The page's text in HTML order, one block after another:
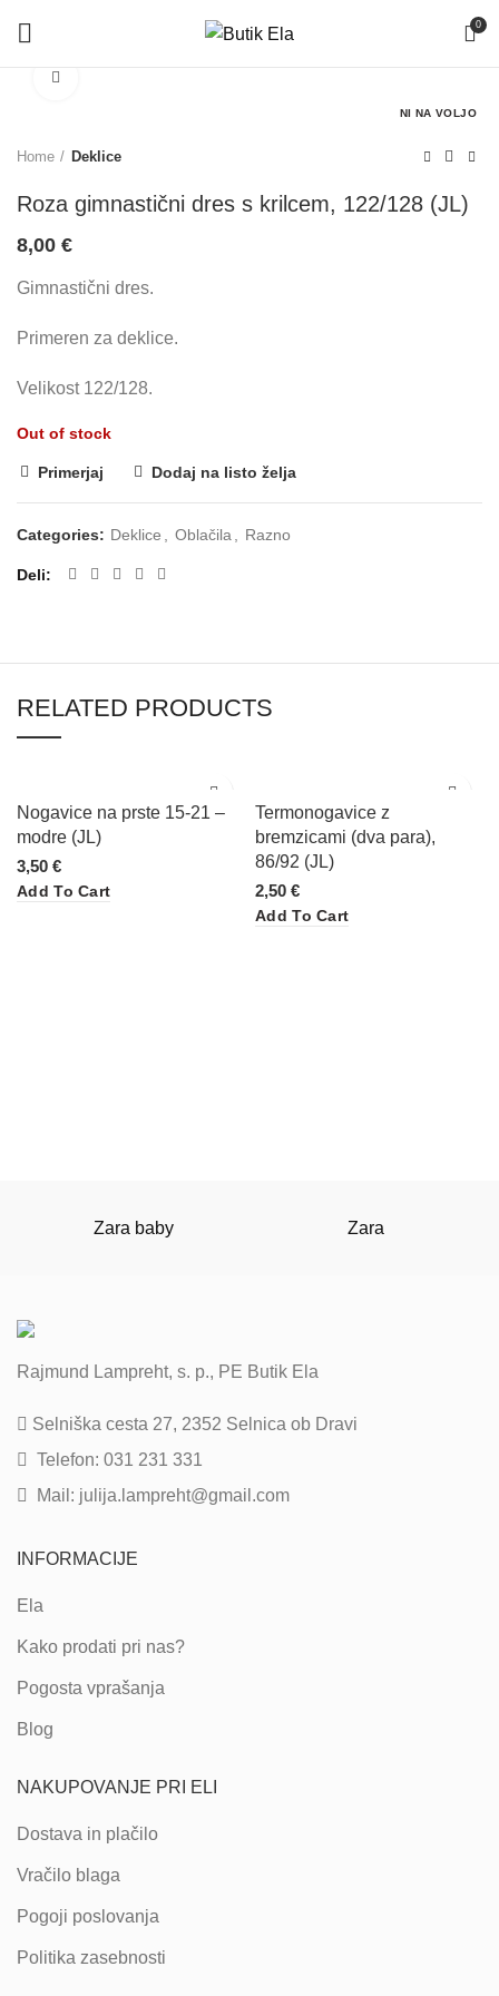
0
NI NA VOLJO
Home Deklice
Roza gimnastični dres s krilcem, 122/128 (JL)
8,00 €
Gimnastični dres.
Primeren za deklice.
Velikost 122/128.
Out of stock
Primerjaj Dodaj na listo želja
Categories: Deklice Oblačila Razno
Deli
RELATED PRODUCTS
Nogavice na prste 15-21 –
modre (JL)
3,50 €
Add To Cart
Termonogavice z
bremzicami (dva para),
86/92 (JL)
2,50 €
Add To Cart
Zara baby Zara
Rajmund Lampreht, s. p., PE Butik Ela
Selniška cesta 27, 2352 Selnica ob Dravi
Telefon: 031 231 331
Mail: julija.lampreht@gmail.com
INFORMACIJE
Ela
Kako prodati pri nas?
Pogosta vprašanja
Blog
NAKUPOVANJE PRI ELI
Dostava in plačilo
Vračilo blaga
Pogoji poslovanja
Politika zasebnosti